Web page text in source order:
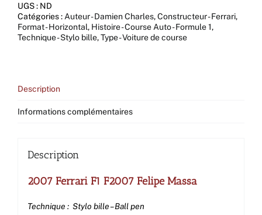
Felipe
Massa
UGS : ND
Catégories : Auteur - Damien Charles,Constructeur - Ferrari,
Format - Horizontal, Histoire - Course Auto - Formule 1,
Technique - Stylo bille,Type - Voiture de course
Description
Informations complémentaires
Description
2007 Ferrari F1 F2007 Felipe Massa
Technique : Stylo bille – Ball pen